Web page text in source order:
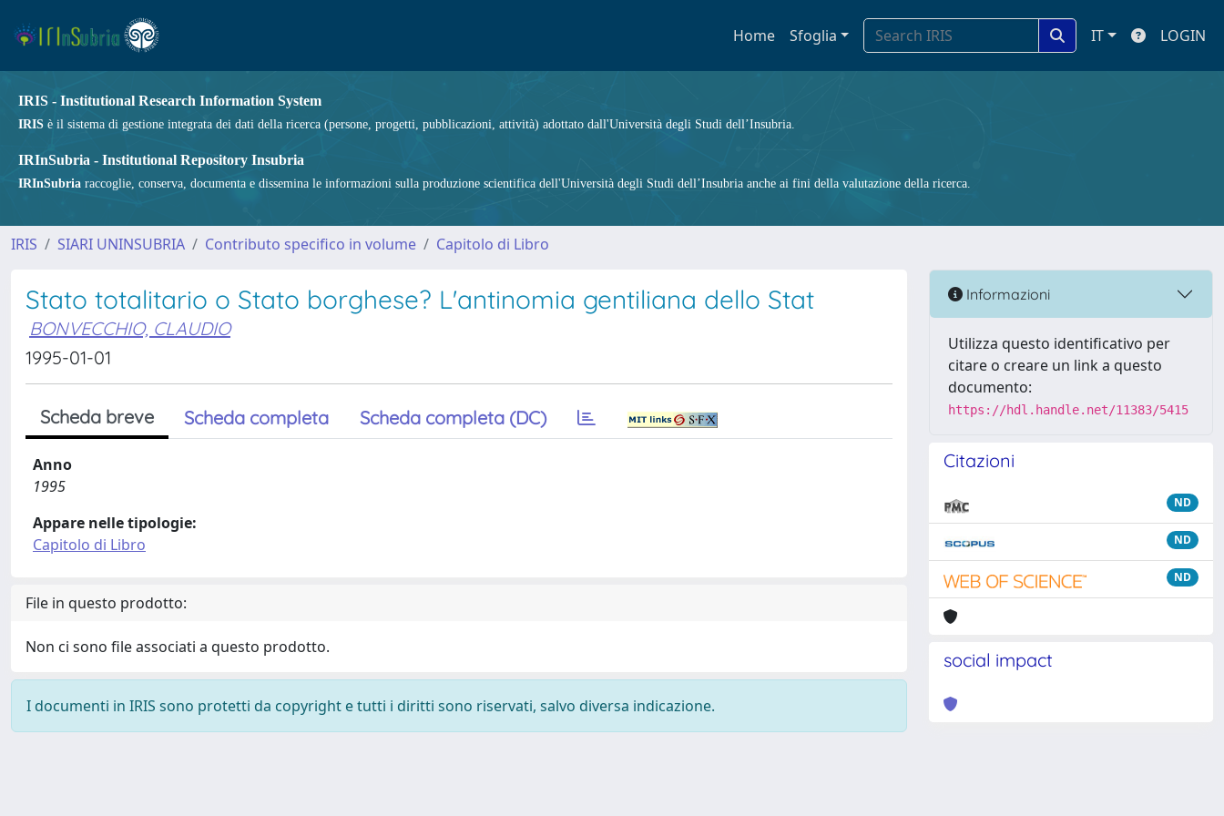
Home Sfoglia IT LOGIN
IRIS - Institutional Research Information System
IRIS è il sistema di gestione integrata dei dati della ricerca (persone, progetti, pubblicazioni, attività) adottato dall'Università degli Studi dell’Insubria.
IRInSubria - Institutional Repository Insubria
IRInSubria raccoglie, conserva, documenta e dissemina le informazioni sulla produzione scientifica dell'Università degli Studi dell’Insubria anche ai fini della valutazione della ricerca.
IRIS SIARI UNINSUBRIA Contributo specifico in volume Capitolo di Libro
Stato totalitario o Stato borghese? L'antinomia gentiliana dello Stat
BONVECCHIO, CLAUDIO
1995-01-01
Scheda breve Scheda completa Scheda completa (DC)
Anno
1995
Appare nelle tipologie:
Capitolo di Libro
File in questo prodotto:
Non ci sono file associati a questo prodotto.
I documenti in IRIS sono protetti da copyright e tutti i diritti sono riservati, salvo diversa indicazione.
Informazioni
Utilizza questo identificativo per
citare o creare un link a questo
documento:
https://hdl.handle.net/11383/5415
Citazioni
ND
ND
ND
social impact